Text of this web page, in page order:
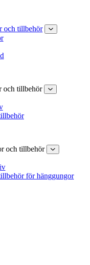
och tillbehör
och tillbehör
och tillbehör
för hänggungor